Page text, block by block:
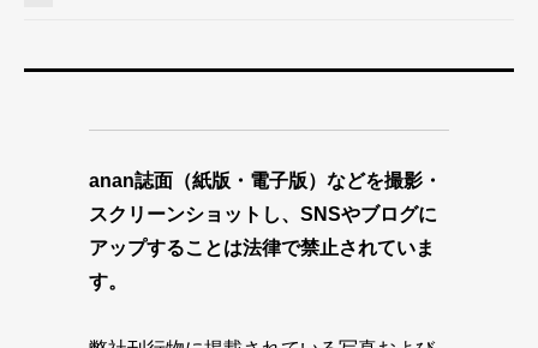
anan誌面（紙版・電子版）などを撮影・
スクリーンショットし、SNSやブログに
アップすることは法律で禁止されていま
す。